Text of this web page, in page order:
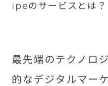
ipeのサービスとは？
最先端のテクノロ
的なデジタルマー